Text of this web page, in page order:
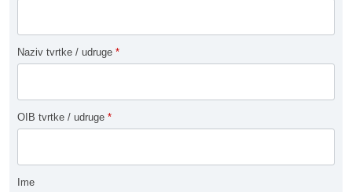
Naziv tvrtke / udruge *
OIB tvrtke / udruge *
Ime